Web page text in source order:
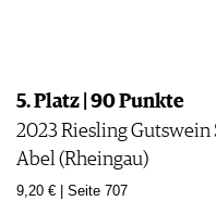
5. Platz | 90 Punkte
2023 Riesling Gutswein
Abel (Rheingau)
9,20 € | Seite 707